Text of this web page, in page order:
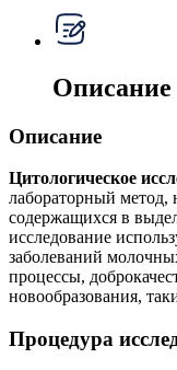
Описание
Описание
Цитологическое
лабораторный метод,
содержащихся в
исследование
заболеваний
процессы,
новообразования,
Процедура